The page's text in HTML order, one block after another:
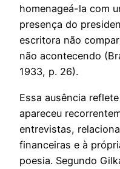
homenageá-la com
presença do
escritora não
não acontecendo
1933, p. 26).
Essa ausência
apareceu
entrevistas,
financeiras e à
poesia. Segundo